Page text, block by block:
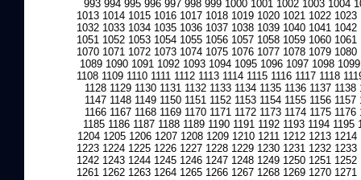
993 994 995 996 997 998 999 1000 1001 1002 1003 1004
1013 1014 1015 1016 1017 1018 1019 1020 1021 1022 1023
1032 1033 1034 1035 1036 1037 1038 1039 1040 1041 1042
1051 1052 1053 1054 1055 1056 1057 1058 1059 1060 1061
1070 1071 1072 1073 1074 1075 1076 1077 1078 1079 1080
1089 1090 1091 1092 1093 1094 1095 1096 1097 1098 1099
1108 1109 1110 1111 1112 1113 1114 1115 1116 1117 1118
1128 1129 1130 1131 1132 1133 1134 1135 1136 1137 1138
1147 1148 1149 1150 1151 1152 1153 1154 1155 1156 1157
1166 1167 1168 1169 1170 1171 1172 1173 1174 1175 1176
1185 1186 1187 1188 1189 1190 1191 1192 1193 1194 1195
1204 1205 1206 1207 1208 1209 1210 1211 1212 1213 1214
1223 1224 1225 1226 1227 1228 1229 1230 1231 1232 1233
1242 1243 1244 1245 1246 1247 1248 1249 1250 1251 1252
1261 1262 1263 1264 1265 1266 1267 1268 1269 1270 1271